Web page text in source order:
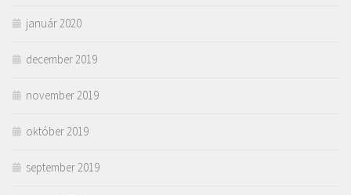
január 2020
december 2019
november 2019
október 2019
september 2019